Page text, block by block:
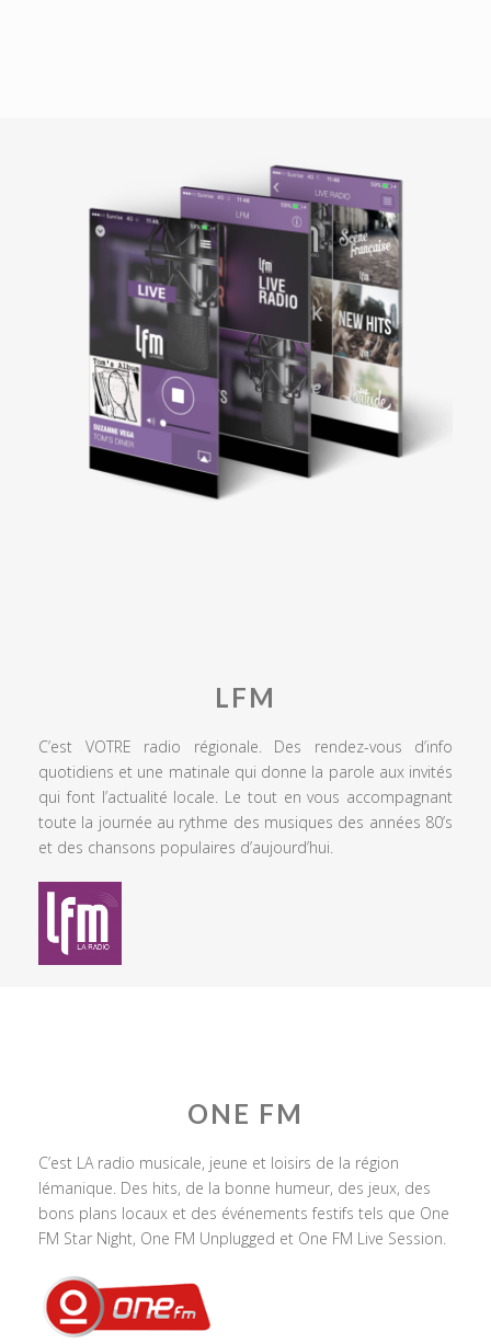
LFM
C’est VOTRE radio régionale. Des rendez-vous d’info
quotidiens et une matinale qui donne la parole aux invités
qui font l’actualité locale. Le tout en vous accompagnant
toute la journée au rythme des musiques des années 80’s
et des chansons populaires d’aujourd’hui.
ONE FM
C’est LA radio musicale, jeune et loisirs de la région
lémanique. Des hits, de la bonne humeur, des jeux, des
bons plans locaux et des événements festifs tels que One
FM Star Night, One FM Unplugged et One FM Live Session.